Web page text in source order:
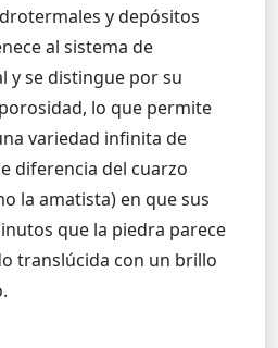
y depósitos
al sistema de
y se distingue por su
lo que permite
variedad infinita de
diferencia del cuarzo
la amatista) en que sus
que la piedra parece
translúcida con un brillo